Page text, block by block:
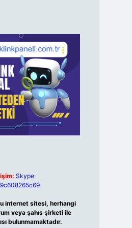
Skype:
internet sitesi, herhangi
veya şahıs şirketi ile
bulunmamaktadır.